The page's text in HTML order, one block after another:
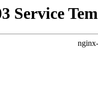
Service